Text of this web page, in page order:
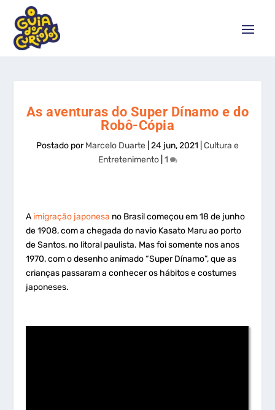
As aventuras do Super Dínamo e do
Robô-Cópia
Postado porMarcelo Duarte 24 jun, 2021 Cultura e
Entretenimento| 1
A imigração japonesa no Brasil começou em 18 de junho
de 1908, com a chegada do navio Kasato Maru ao porto
de Santos, no litoral paulista. Mas foi somente nos anos
1970, com o desenho animado “Super Dínamo”, que as
crianças passaram a conhecer os hábitos e costumes
japoneses.